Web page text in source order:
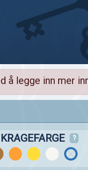
å legge inn mer
?